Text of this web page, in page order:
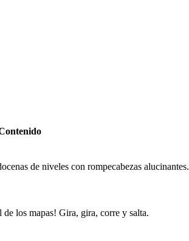
de niveles con rompecabezas alucinantes.
de los mapas! Gira, gira, corre y salta.